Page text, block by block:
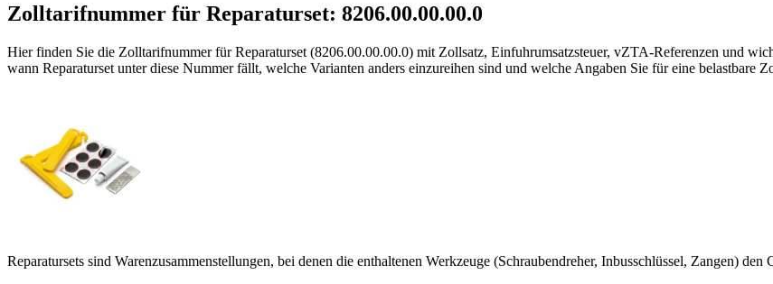
Zolltarifnummer für Reparaturset: 8206.00.00.00.0
Hier finden Sie die Zolltarifnummer für Reparaturset (8206.00.00.00.0) mit Zollsatz, Einfuhrumsatzsteuer, vZTA-Referenzen und
wann Reparaturset unter diese Nummer fällt, welche Varianten anders einzureihen sind und welche Angaben Sie für eine belastbare
Reparatursets sind Warenzusammenstellungen, bei denen die enthaltenen Werkzeuge (Schraubendreher, Inbusschlüssel, Zangen) den